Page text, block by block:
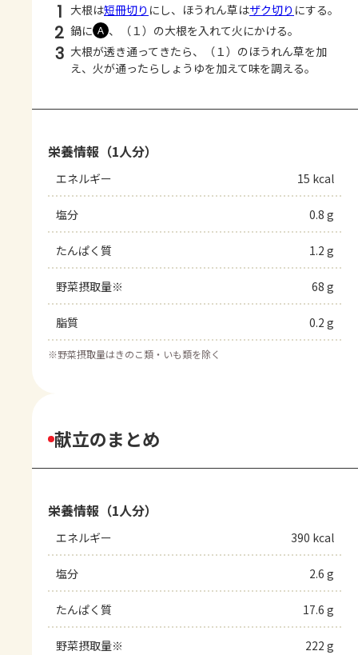
1 大根は短冊切り にし、ほうれん草はザク切り にする。
2 鍋に Ａ 、（１）の大根を入れて火にかける。
3 大根が透き通ってきたら、（１）のほうれん草を加
え、火が通ったらしょうゆを加えて味を調える。
栄養情報（1人分）
エネルギー 15 kcal
塩分 0.8 g
たんぱく質 1.2 g
野菜摂取量※ 68 g
脂質 0.2 g
※野菜摂取量はきのこ類・いも類を除く
献立のまとめ
栄養情報（1人分）
エネルギー 390 kcal
塩分 2.6 g
たんぱく質 17.6 g
野菜摂取量※ 222 g